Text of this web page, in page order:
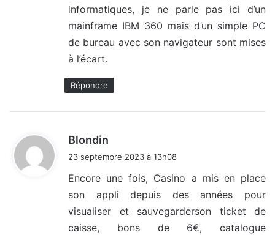
informatiques, je ne parle pas ici d’un
mainframe IBM 360 mais d’un simple PC
de bureau avec son navigateur sont mises
à l’écart.
Répondre
Blondin
:
23 septembre 2023 à 13h08
Encore une fois, Casino a mis en place
son appli depuis des années pour
visualiser et sauvegarderson ticket de
caisse, bons de 6€, catalogue